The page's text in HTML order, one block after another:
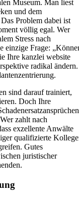
Museum. Man liest
und dem
Problem dabei ist
völlig egal. Wer
Stress nach
einzige Frage:
Ihre kanzlei website
radikal ändern.
sind darauf trainiert,
Doch Ihre
zahlt nach
exzellente Anwälte
qualifizierte
Gutes
juristischer